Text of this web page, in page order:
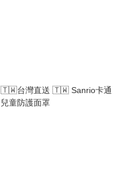
🇹🇼台灣直送 🇹🇼 Sanrio卡通
兒童防護面罩